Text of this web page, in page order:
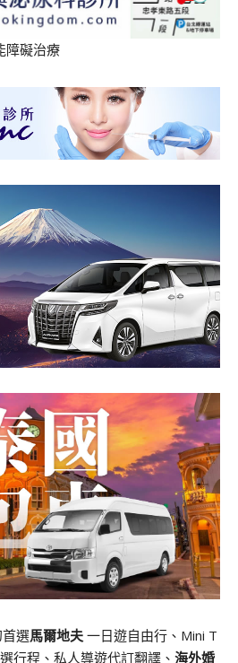
障礙治療
選馬爾地夫 一日遊自由行、Mini T
行程、私人導遊代訂翻譯、 海外婚